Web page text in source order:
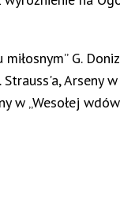
G.
w „Wesołej